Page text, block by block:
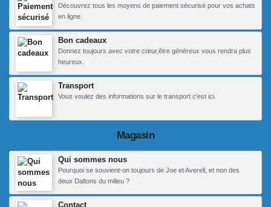
Découvrez tous les moyens de paiement sécurisé pour vos achats
en ligne.
Bon cadeaux
Donnez toujours avec votre cœur,être généreux vous rendra plus
heureux.
Transport
Vous voulez des informations sur le transport c'est ici.
Magasin
Qui sommes nous
Pourquoi se souvient-on toujours de Joe et Averell, et non des
deux Daltons du milieu ?
Contact